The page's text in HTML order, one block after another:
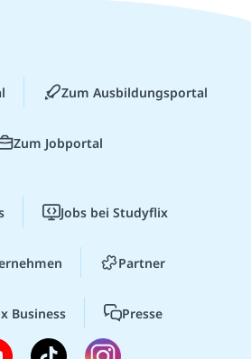
Zum Ausbildungsportal
Zum Jobportal
Jobs bei Studyflix
Partner
Business Presse